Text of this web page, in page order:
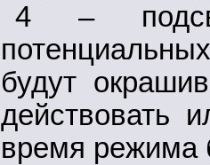
4 –
будут
действовать
время режима